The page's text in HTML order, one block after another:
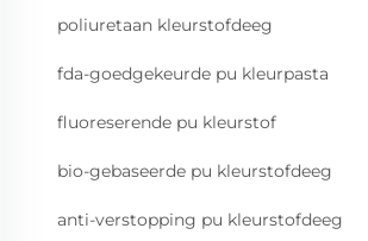
poliuretaan kleurstofdeeg
fda-goedgekeurde pu kleurpasta
fluoreserende pu kleurstof
bio-gebaseerde pu kleurstofdeeg
anti-verstopping pu kleurstofdeeg